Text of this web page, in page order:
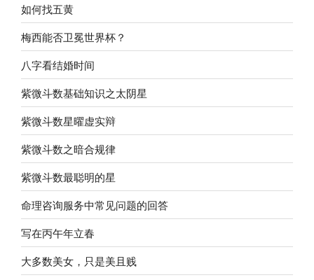
如何找五黄
梅西能否卫冕世界杯？
八字看结婚时间
紫微斗数基础知识之太阴星
紫微斗数星曜虚实辩
紫微斗数之暗合规律
紫微斗数最聪明的星
命理咨询服务中常见问题的回答
写在丙午年立春
大多数美女，只是美且贱